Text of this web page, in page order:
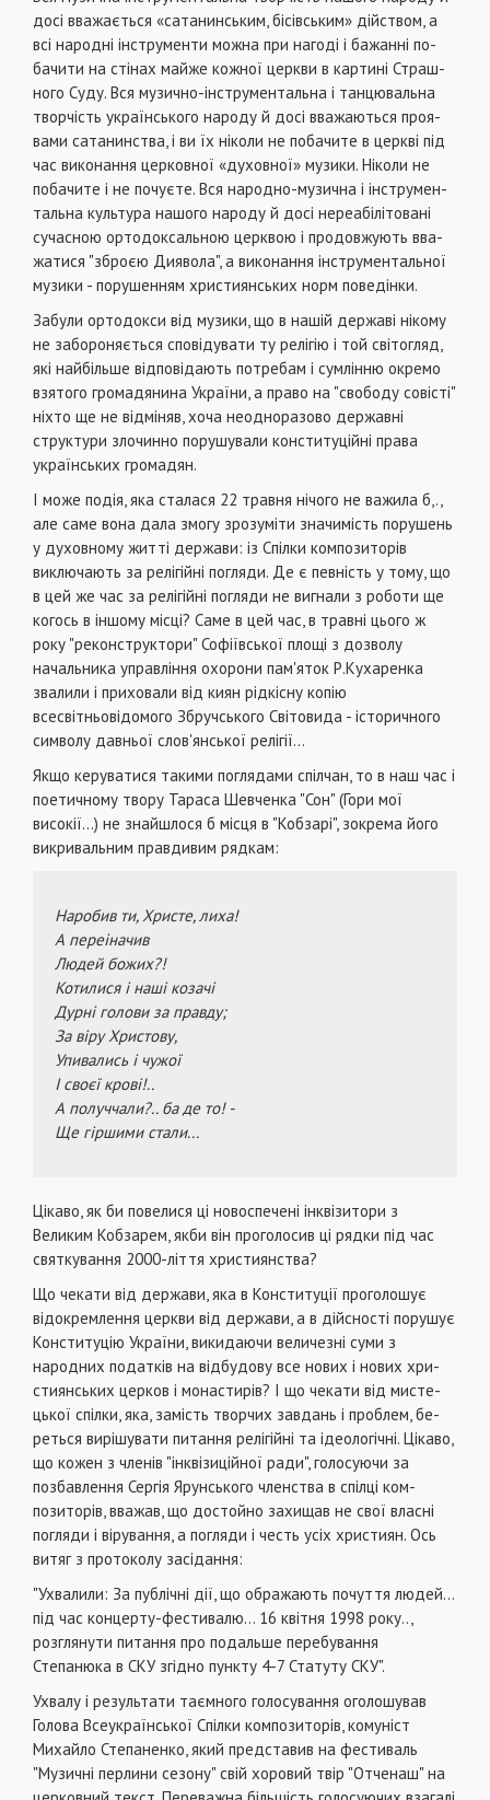
досі вважається «сатанинським, бісівським» дійством, а
всі народні інструменти можна при нагоді і бажанні по­
бачити на стінах майже кожної церкви в картині Страш­
ного Суду. Вся музично-інструментальна і танцювальна
творчість українського народу й досі вважаються проя­
вами сатанинства, і ви їх ніколи не побачите в церкві під
час виконання церковної «духовної» музики. Ніколи не
побачите і не почуєте. Вся народно-музична і інструмен­
тальна культура нашого народу й досі нереабілітовані
сучасною ортодоксальною церквою і продовжують вва­
жатися "зброєю Диявола", а виконання інструментальної
музики - порушенням християнських норм поведінки.
Забули ортодокси від музики, що в нашій державі нікому
не забороняється сповідувати ту релігію і той сві­тогляд,
які найбільше відповідають потребам і сумлінню окремо
взятого громадянина України, а право на "сво­боду совісті"
ніхто ще не відміняв, хоча неодноразово державні
структури злочинно порушували конституційні права
українських громадян.
І може подія, яка сталася 22 травня нічого не важи­ла б,.,
але саме вона дала змогу зрозуміти значимість порушень
у духовному житті держави: із Спілки компо­зиторів
виключають за релігійні погляди. Де є певність у тому, що
в цей же час за релігійні погляди не вигнали з роботи ще
когось в іншому місці? Саме в цей час, в тра­вні цього ж
року "реконструктори" Софіївської площі з дозволу
начальника управління охорони пам'яток Р.Кухаренка
звалили і приховали від киян рідкісну копію
всесвітньовідомого Збручського Світовида - історично­го
символу давньої слов'янської релігії...
Якщо керуватися такими поглядами спілчан, то в наш час і
поетичному твору Тараса Шевченка "Сон" (Го­ри мої
високії...) не знайшлося б місця в "Кобзарі", зок­рема його
викривальним правдивим рядкам:
Наробив ти, Христе, лиха!
А переіначив
Людей божих?!
Котилися і наші козачі
Дурні голови за правду;
За віру Христову,
Упивались і чужої
І своєї крові!..
А получчали?.. ба де то! -
Ще гіршими стали...
Цікаво, як би повелися ці новоспечені інквізитори з
Великим Кобзарем, якби він проголосив ці рядки під час
святкування 2000-ліття християнства?
Що чекати від держави, яка в Конституції проголо­шує
відокремлення церкви від держави, а в дійсності по­рушує
Конституцію України, викидаючи величезні суми з
народних податків на відбудову все нових і нових хри­
стиянських церков і монастирів? І що чекати від мисте­
цької спілки, яка, замість творчих завдань і проблем, бе­
реться вирішувати питання релігійні та ідеологічні. Ціка­во,
що кожен з членів "інквізиційної ради", голосуючи за
позбавлення Сергія Ярунського членства в спілці ком­
позиторів, вважав, що достойно захищав не свої власні
погляди і вірування, а погляди і честь усіх християн. Ось
витяг з протоколу засідання:
"Ухвалили: За публічні дії, що ображають почуття людей...
під час концерту-фестивалю... 16 квітня 1998 року..,
розглянути питання про подальше перебування
Степанюка в СКУ згідно пункту 4-7 Статуту СКУ".
Ухвалу і результати таємного голосування оголо­шував
Голова Всеукраїнської Спілки композиторів, комуніст
Михайло Степаненко, який представив на фес­тиваль
"Музичні перлини сезону" свій хоровий твір "Отченаш" на